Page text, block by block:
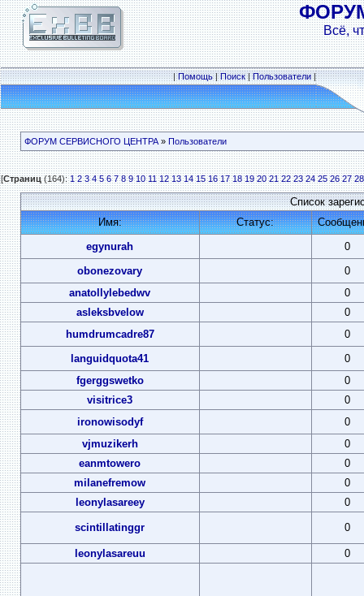
Всё,
|Помощь|Поиск|Пользователи|
ФОРУМ СЕРВИСНОГО ЦЕНТРА» Пользователи
[Страниц(164):1 2 3 4 5 6 7 8 9 10 11 12 13 14 15 16 17 18 19 20 21 22 23 24 25 26 27 28
Список
Имя:
Статус:
egynurah
0
obonezovary
0
anatollylebedwv
0
asleksbvelow
0
humdrumcadre87
0
languidquota41
0
fgerggswetko
0
visitrice3
0
ironowisodyf
0
vjmuzikerh
0
eanmtowero
0
milanefremow
0
leonylasareey
0
scintillatinggr 0
leonylasareuu 0